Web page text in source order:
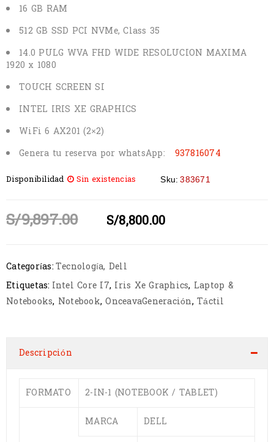
16 GB RAM
512 GB SSD PCI NVMe, Class 35
14.0 PULG WVA FHD WIDE RESOLUCION MAXIMA
1920 x 1080
TOUCH SCREEN SI
INTEL IRIS XE GRAPHICS
WiFi 6 AX201 (2×2)
Genera tu reserva por whatsApp: 937816074
Disponibilidad Sin existencias Sku: 383671
S/9,897.00 S/8,800.00
Categorías:Tecnología, Dell
Etiquetas: Intel Core I7, Iris Xe Graphics, Laptop &
Notebooks, Notebook,OnceavaGeneración, Táctil
Descripción
FORMATO 2-IN-1 (NOTEBOOK / TABLET)
MARCA
DELL